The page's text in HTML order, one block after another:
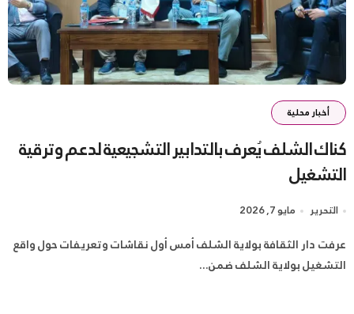
أخبار محلية
كناك الشلف يُعرف بالتدابير التشجيعية لدعم وترقية
التشغيل
التحرير مايو 7, 2026
عرفت دار الثقافة بولاية الشلف أمس أول نقاشات وتعريفات حول واقع
التشغيل بولاية الشلف ضمن...